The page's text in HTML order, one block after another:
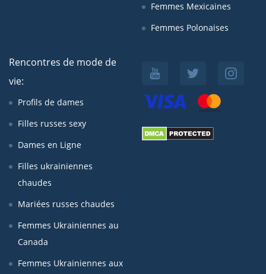
Femmes Mexicaines
Femmes Polonaises
Rencontres de mode de
vie:
Profils de dames
Filles russes sexy
Dames en Ligne
Filles ukrainiennes
chaudes
Mariées russes chaudes
Femmes Ukrainiennes au
Canada
Femmes Ukrainiennes aux